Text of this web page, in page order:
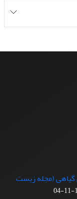
گیاهی (مجله زیست